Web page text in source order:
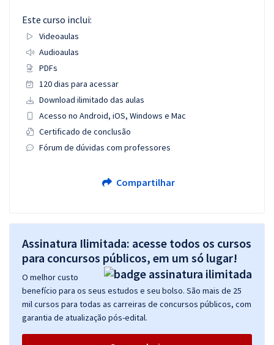
Este curso inclui:
Videoaulas
Audioaulas
PDFs
120 dias para acessar
Download ilimitado das aulas
Acesso no Android, iOS, Windows e Mac
Certificado de conclusão
Fórum de dúvidas com professores
Compartilhar
Assinatura Ilimitada: acesse todos os cursos
para concursos públicos, em um só lugar!
O melhor custo
benefício para os seus estudos e seu bolso. São mais de 25
mil cursos para todas as carreiras de concursos públicos, com
garantia de atualização pós-edital.